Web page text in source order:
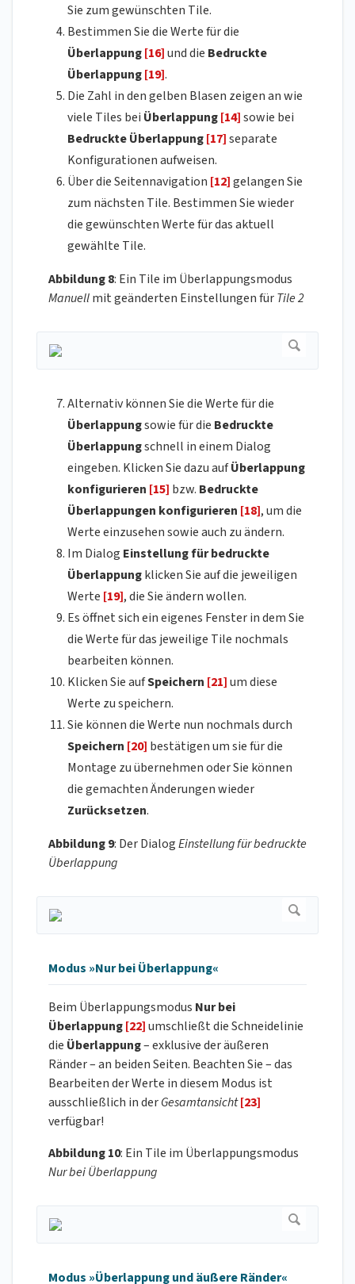
Sie zum gewünschten Tile.
Bestimmen Sie die Werte für die
Überlappung[16]und die Bedruckte
Überlappung[19].
Die Zahl in den gelben Blasen zeigen an wie
viele Tiles bei Überlappung[14]sowie bei
Bedruckte Überlappung[17]separate
Konfigurationen aufweisen.
Über die Seitennavigation [12]gelangen Sie
zum nächsten Tile. Bestimmen Sie wieder
die gewünschten Werte für das aktuell
gewählte Tile.
Abbildung 8: Ein Tile im Überlappungsmodus
Manuellmit geänderten Einstellungen fürTile 2
Alternativ können Sie die Werte für die
Überlappungsowie für die Bedruckte
Überlappungschnell in einem Dialog
eingeben. Klicken Sie dazu aufÜberlappung
konfigurieren [15] bzw. Bedruckte
Überlappungen konfigurieren [18], um die
Werte einzusehen sowie auch zu ändern.
Im Dialog Einstellung für bedruckte
Überlappungklicken Sie auf die jeweiligen
Werte [19], die Sie ändern wollen.
Es öffnet sich ein eigenes Fensterin dem Sie
die Werte für das jeweilige Tile nochmals
bearbeiten können.
Klicken Sie aufSpeichern [21]um diese
Werte zu speichern.
Sie können die Werte nun nochmals durch
Speichern [20] bestätigen um sie für die
Montage zu übernehmen oder Sie können
die gemachten Änderungen wieder
Zurücksetzen.
Abbildung 9: Der DialogEinstellung für bedruckte
Überlappung
Modus »Nur bei Überlappung«
Beim Überlappungsmodus Nur bei
Überlappung[22]umschließt die Schneidelinie
die Überlappung– exklusive der äußeren
Ränder – an beiden Seiten. Beachten Sie – das
Bearbeiten der Werte in diesem Modus ist
ausschließlich in derGesamtansicht[23]
verfügbar!
Abbildung 10: Ein Tile im Überlappungsmodus
Nur bei Überlappung
Modus »Überlappung und äußere Ränder«